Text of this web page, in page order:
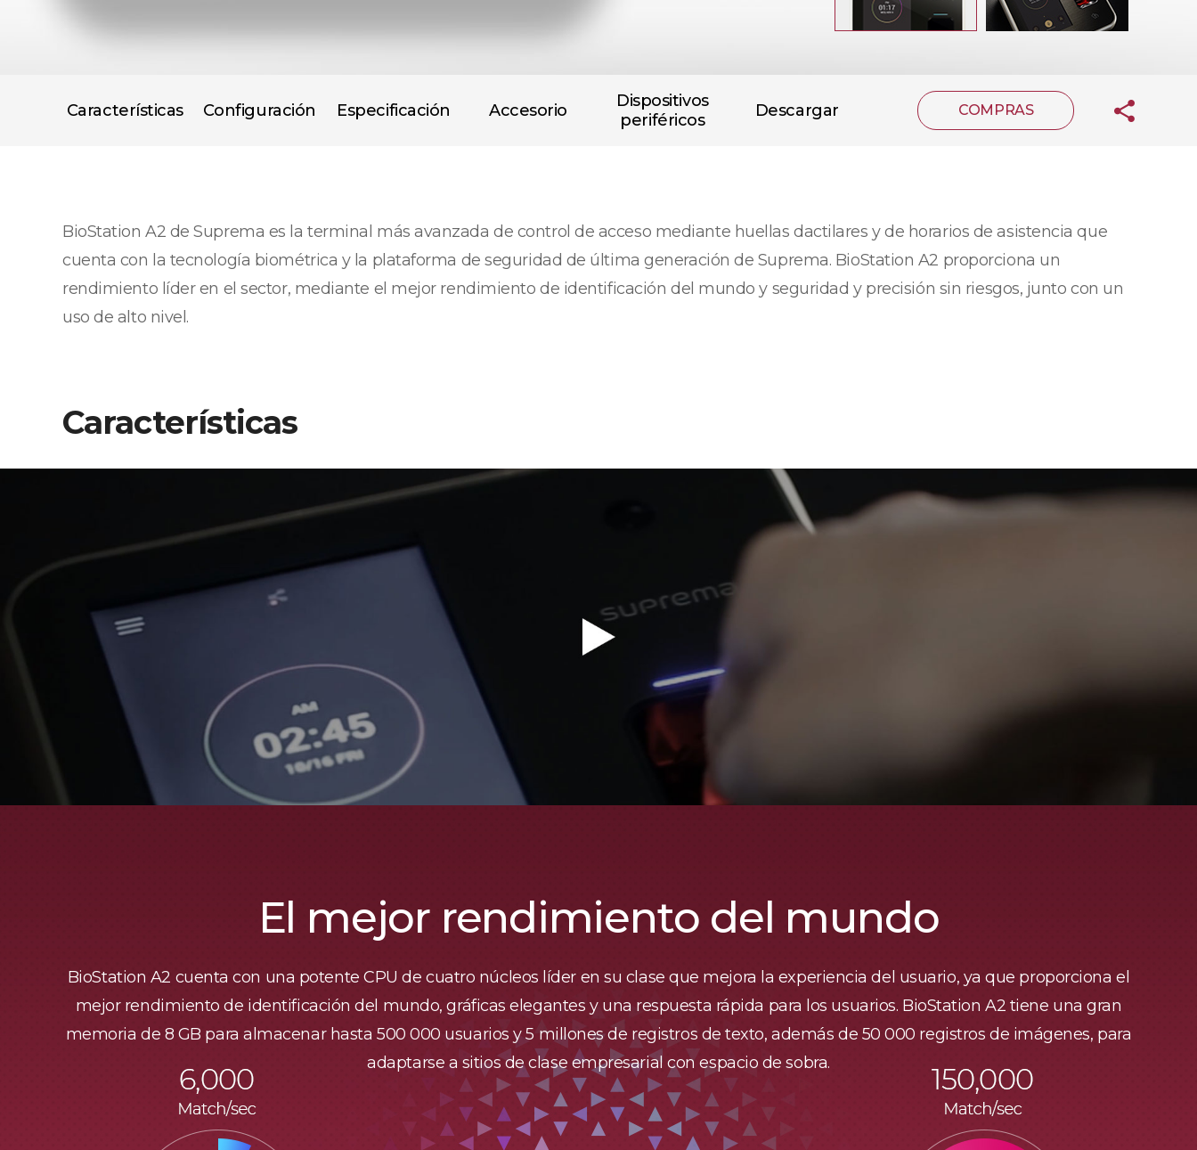
Características Configuración Especificación Accesorio
Dispositivos
periféricos
Descargar COMPRAS
BioStation A2 de Suprema es la terminal más avanzada de control de acceso mediante huellas dactilares y de horarios de asistencia que
cuenta con la tecnología biométrica y la plataforma de seguridad de última generación de Suprema. BioStation A2 proporciona un
rendimiento líder en el sector, mediante el mejor rendimiento de identificación del mundo y seguridad y precisión sin riesgos, junto con un
uso de alto nivel.
Características
El mejor rendimiento del mundo
BioStation A2 cuenta con una potente CPU de cuatro núcleos líder en su clase que mejora la experiencia del usuario, ya que proporciona el
mejor rendimiento de identificación del mundo, gráficas elegantes y una respuesta rápida para los usuarios. BioStation A2 tiene una gran
memoria de 8 GB para almacenar hasta 500 000 usuarios y 5 millones de registros de texto, además de 50 000 registros de imágenes, para
adaptarse a sitios de clase empresarial con espacio de sobra.